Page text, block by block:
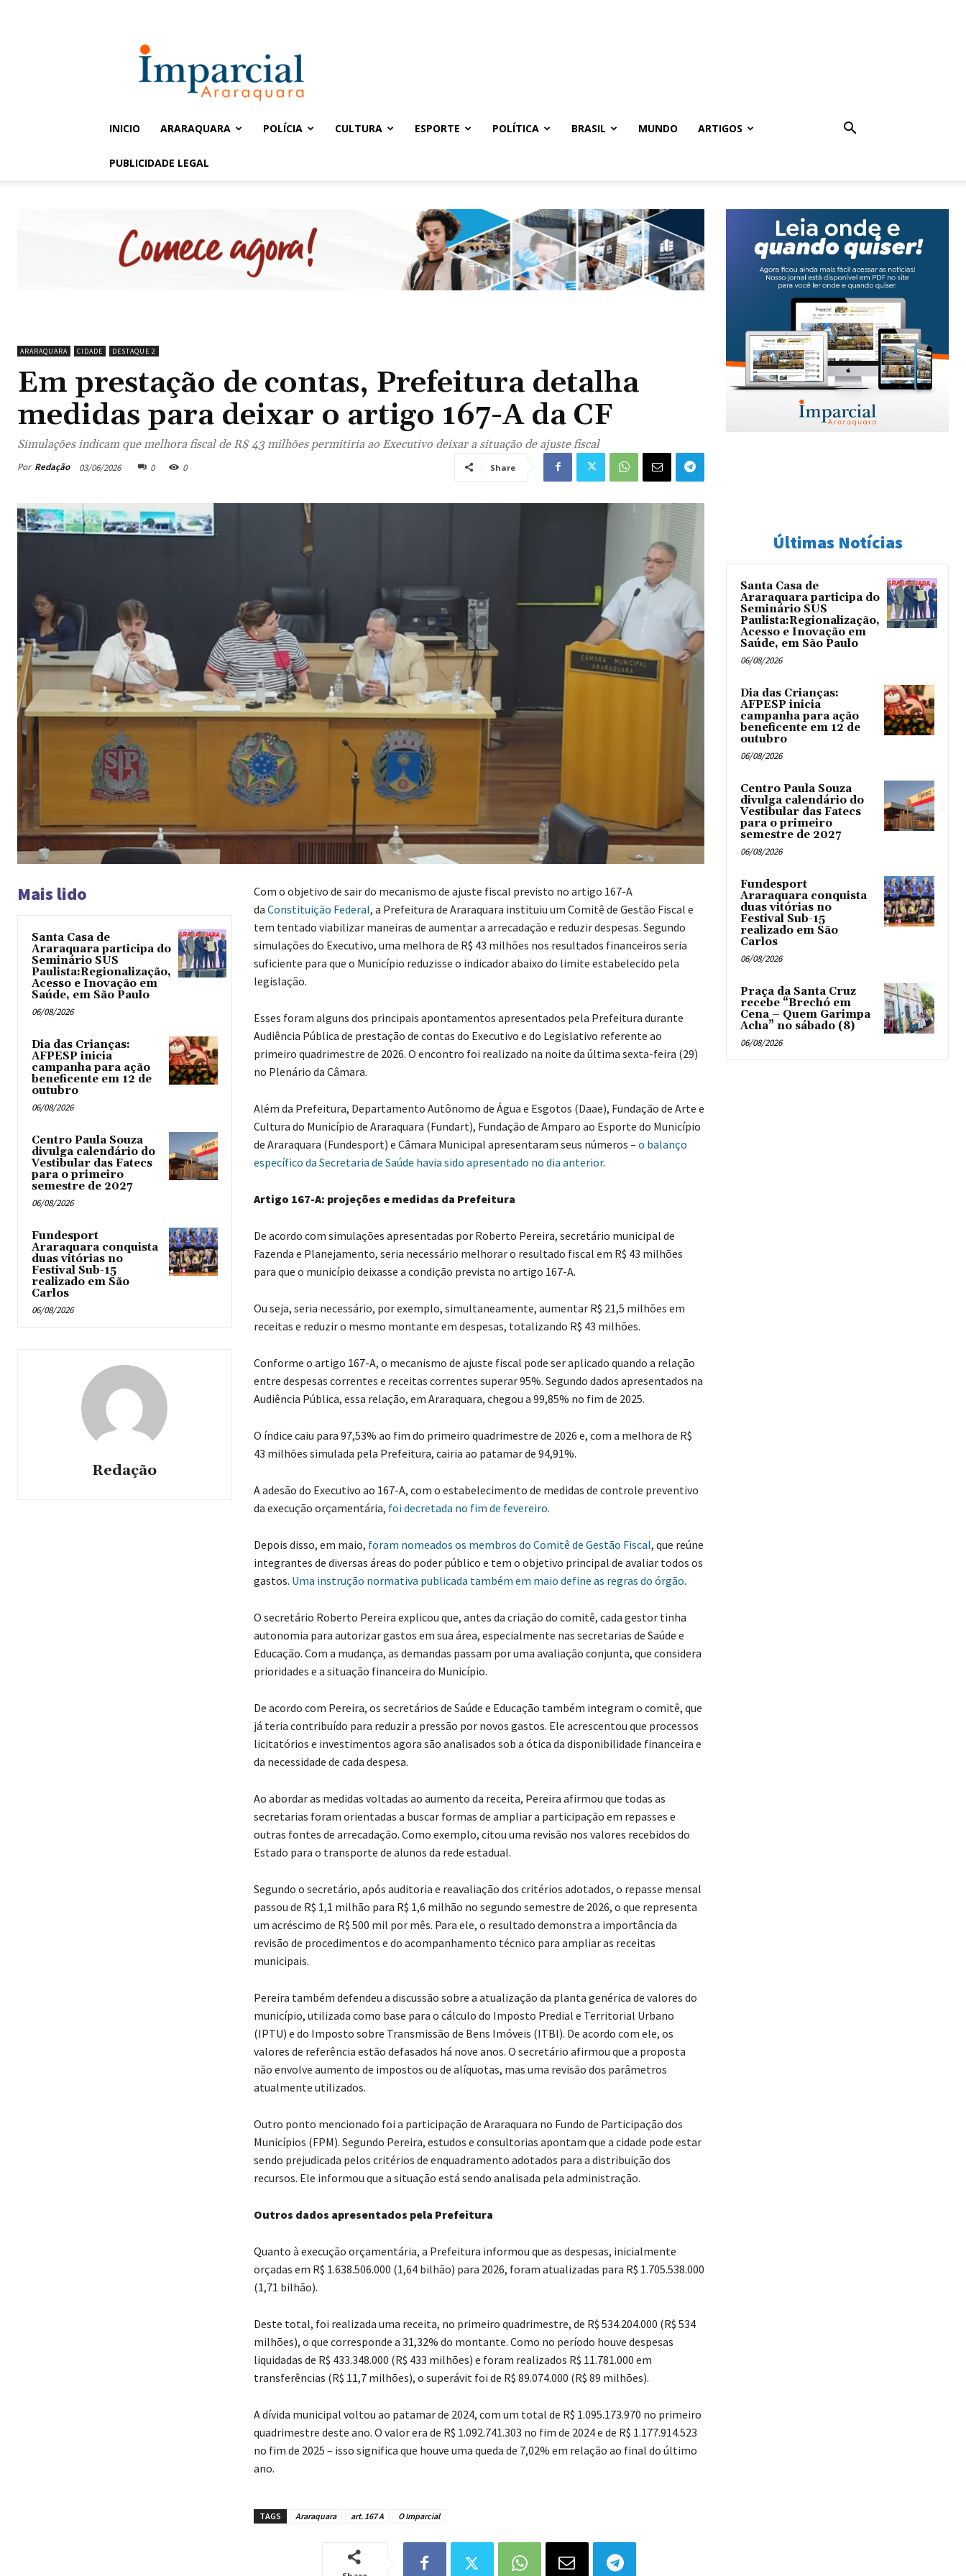
Imparcial
INICIO ARARAQUARA POLÍCIA CULTURA ESPORTE POLÍTICA BRASIL MUNDO ARTIGOS
PUBLICIDADE LEGAL
ARARAQUARA CIDADE DESTAQUE 2
Em prestação de contas, Prefeitura detalha
medidas para deixar o artigo 167-A da CF
Simulações indicam que melhora fiscal de R$ 43 milhões permitiria ao Executivo deixar a situação de ajuste fiscal
Por Redação 03/06/2026 0 0 Share
Mais lido
Santa Casa de
Araraquara participa do
Seminário SUS
Paulista:Regionalização,
Acesso e Inovação em
Saúde, em São Paulo
06/08/2026
Dia das Crianças:
AFPESP inicia
campanha para ação
beneficente em 12 de
outubro
06/08/2026
Centro Paula Souza
divulga calendário do
Vestibular das Fatecs
para o primeiro
semestre de 2027
06/08/2026
Fundesport
Araraquara conquista
duas vitórias no
Festival Sub-15
realizado em São
Carlos
06/08/2026
Redação
Com o objetivo de sair do mecanismo de ajuste fiscal previsto no artigo 167-A
da Constituição Federal, a Prefeitura de Araraquara instituiu um Comitê de Gestão Fiscal e
tem tentado viabilizar maneiras de aumentar a arrecadação e reduzir despesas. Segundo
simulações do Executivo, uma melhora de R$ 43 milhões nos resultados financeiros seria
suficiente para que o Município reduzisse o indicador abaixo do limite estabelecido pela
legislação.
Esses foram alguns dos principais apontamentos apresentados pela Prefeitura durante
Audiência Pública de prestação de contas do Executivo e do Legislativo referente ao
primeiro quadrimestre de 2026. O encontro foi realizado na noite da última sexta-feira (29)
no Plenário da Câmara.
Além da Prefeitura, Departamento Autônomo de Água e Esgotos (Daae), Fundação de Arte e
Cultura do Município de Araraquara (Fundart), Fundação de Amparo ao Esporte do Município
de Araraquara (Fundesport) e Câmara Municipal apresentaram seus números – o balanço
específico da Secretaria de Saúde havia sido apresentado no dia anterior.
Artigo 167-A: projeções e medidas da Prefeitura
De acordo com simulações apresentadas por Roberto Pereira, secretário municipal de
Fazenda e Planejamento, seria necessário melhorar o resultado fiscal em R$ 43 milhões
para que o município deixasse a condição prevista no artigo 167-A.
Ou seja, seria necessário, por exemplo, simultaneamente, aumentar R$ 21,5 milhões em
receitas e reduzir o mesmo montante em despesas, totalizando R$ 43 milhões.
Conforme o artigo 167-A, o mecanismo de ajuste fiscal pode ser aplicado quando a relação
entre despesas correntes e receitas correntes superar 95%. Segundo dados apresentados na
Audiência Pública, essa relação, em Araraquara, chegou a 99,85% no fim de 2025.
O índice caiu para 97,53% ao fim do primeiro quadrimestre de 2026 e, com a melhora de R$
43 milhões simulada pela Prefeitura, cairia ao patamar de 94,91%.
A adesão do Executivo ao 167-A, com o estabelecimento de medidas de controle preventivo
da execução orçamentária, foi decretada no fim de fevereiro.
Depois disso, em maio, foram nomeados os membros do Comitê de Gestão Fiscal, que reúne
integrantes de diversas áreas do poder público e tem o objetivo principal de avaliar todos os
gastos. Uma instrução normativa publicada também em maio define as regras do órgão.
O secretário Roberto Pereira explicou que, antes da criação do comitê, cada gestor tinha
autonomia para autorizar gastos em sua área, especialmente nas secretarias de Saúde e
Educação. Com a mudança, as demandas passam por uma avaliação conjunta, que considera
prioridades e a situação financeira do Município.
De acordo com Pereira, os secretários de Saúde e Educação também integram o comitê, que
já teria contribuído para reduzir a pressão por novos gastos. Ele acrescentou que processos
licitatórios e investimentos agora são analisados sob a ótica da disponibilidade financeira e
da necessidade de cada despesa.
Ao abordar as medidas voltadas ao aumento da receita, Pereira afirmou que todas as
secretarias foram orientadas a buscar formas de ampliar a participação em repasses e
outras fontes de arrecadação. Como exemplo, citou uma revisão nos valores recebidos do
Estado para o transporte de alunos da rede estadual.
Segundo o secretário, após auditoria e reavaliação dos critérios adotados, o repasse mensal
passou de R$ 1,1 milhão para R$ 1,6 milhão no segundo semestre de 2026, o que representa
um acréscimo de R$ 500 mil por mês. Para ele, o resultado demonstra a importância da
revisão de procedimentos e do acompanhamento técnico para ampliar as receitas
municipais.
Pereira também defendeu a discussão sobre a atualização da planta genérica de valores do
município, utilizada como base para o cálculo do Imposto Predial e Territorial Urbano
(IPTU) e do Imposto sobre Transmissão de Bens Imóveis (ITBI). De acordo com ele, os
valores de referência estão defasados há nove anos. O secretário afirmou que a proposta
não envolve aumento de impostos ou de alíquotas, mas uma revisão dos parâmetros
atualmente utilizados.
Outro ponto mencionado foi a participação de Araraquara no Fundo de Participação dos
Municípios (FPM). Segundo Pereira, estudos e consultorias apontam que a cidade pode estar
sendo prejudicada pelos critérios de enquadramento adotados para a distribuição dos
recursos. Ele informou que a situação está sendo analisada pela administração.
Outros dados apresentados pela Prefeitura
Quanto à execução orçamentária, a Prefeitura informou que as despesas, inicialmente
orçadas em R$ 1.638.506.000 (1,64 bilhão) para 2026, foram atualizadas para R$ 1.705.538.000
(1,71 bilhão).
Deste total, foi realizada uma receita, no primeiro quadrimestre, de R$ 534.204.000 (R$ 534
milhões), o que corresponde a 31,32% do montante. Como no período houve despesas
liquidadas de R$ 433.348.000 (R$ 433 milhões) e foram realizados R$ 11.781.000 em
transferências (R$ 11,7 milhões), o superávit foi de R$ 89.074.000 (R$ 89 milhões).
A dívida municipal voltou ao patamar de 2024, com um total de R$ 1.095.173.970 no primeiro
quadrimestre deste ano. O valor era de R$ 1.092.741.303 no fim de 2024 e de R$ 1.177.914.523
no fim de 2025 – isso significa que houve uma queda de 7,02% em relação ao final do último
ano.
TAGS Araraquara art. 167 A O Imparcial
Últimas Notícias
Santa Casa de
Araraquara participa do
Seminário SUS
Paulista:Regionalização,
Acesso e Inovação em
Saúde, em São Paulo
06/08/2026
Dia das Crianças:
AFPESP inicia
campanha para ação
beneficente em 12 de
outubro
06/08/2026
Centro Paula Souza
divulga calendário do
Vestibular das Fatecs
para o primeiro
semestre de 2027
06/08/2026
Fundesport
Araraquara conquista
duas vitórias no
Festival Sub-15
realizado em São
Carlos
06/08/2026
Praça da Santa Cruz
recebe “Brechó em
Cena – Quem Garimpa
Acha” no sábado (8)
06/08/2026